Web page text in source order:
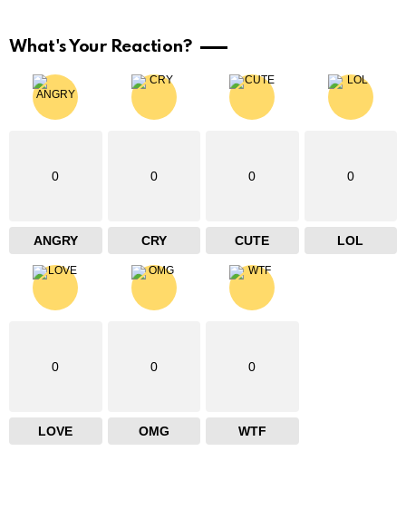
What's Your Reaction?
0
ANGRY
0
CRY
0
CUTE
0
LOL
0
LOVE
0
OMG
0
WTF